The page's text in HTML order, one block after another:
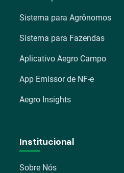
Sistema para Agrônomos
Sistema para Fazendas
Aplicativo Aegro Campo
App Emissor de NF-e
Aegro Insights
Institucional
Sobre Nós